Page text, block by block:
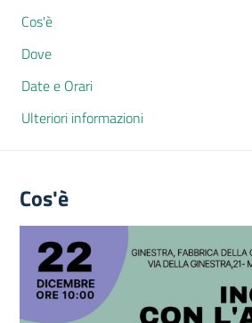
Cos'è
Dove
Date e Orari
Ulteriori informazioni
Cos'è